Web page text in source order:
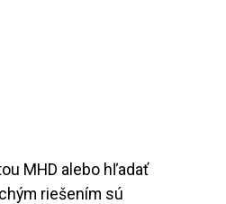
MHD alebo hľadať
riešením sú